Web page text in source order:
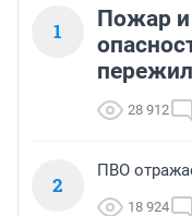
1
Пожар и
28 912
2
ПВО
18 924